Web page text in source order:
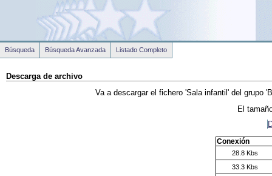
Descarga de archivo
Va a descargar el fichero 'Sala infantil'del grupo
El
Conexión
28.8 Kbs
33.3 Kbs
Búsqueda Búsqueda Avanzada Listado Completo